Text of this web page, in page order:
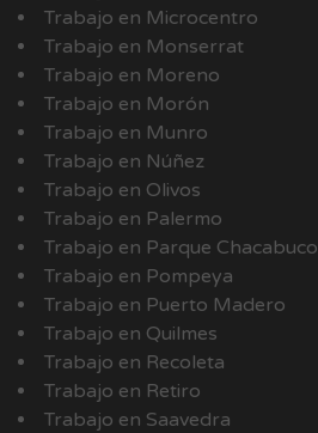
Trabajo en Microcentro
Trabajo en Monserrat
Trabajo en Moreno
Trabajo en Morón
Trabajo en Munro
Trabajo en Núñez
Trabajo en Olivos
Trabajo en Palermo
Trabajo en Parque Chacabuco
Trabajo en Pompeya
Trabajo en Puerto Madero
Trabajo en Quilmes
Trabajo en Recoleta
Trabajo en Retiro
Trabajo en Saavedra